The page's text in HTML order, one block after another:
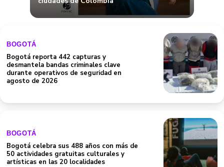
BOGOTÁ
Bogotá reporta 442 capturas y
desmantela bandas criminales clave
durante operativos de seguridad en
agosto de 2026
BOGOTÁ
Bogotá celebra sus 488 años con más de
50 actividades gratuitas culturales y
artísticas en las 20 localidades